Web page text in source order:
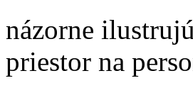
názorne
priestor na